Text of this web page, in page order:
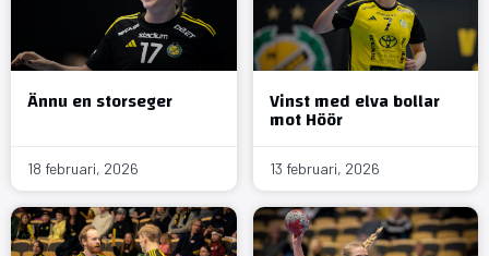
Ännu en storseger
18 februari, 2026
Vinst med elva bollar
mot Höör
13 februari, 2026